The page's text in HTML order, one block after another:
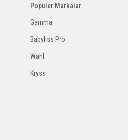
Popüler Markalar
Gamma
Babyliss Pro
Wahl
Kryss